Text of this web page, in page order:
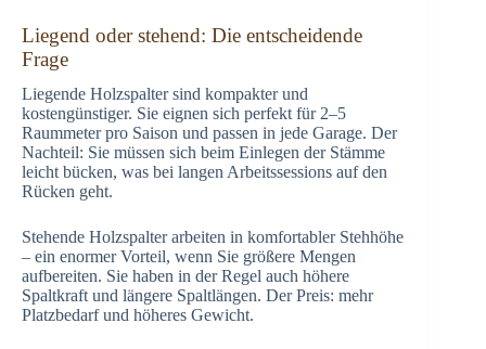
Liegend oder stehend: Die entscheidende
Frage
Liegende Holzspalter sind kompakter und
kostengünstiger. Sie eignen sich perfekt für 2–5
Raummeter pro Saison und passen in jede Garage. Der
Nachteil: Sie müssen sich beim Einlegen der Stämme
leicht bücken, was bei langen Arbeitssessions auf den
Rücken geht.
Stehende Holzspalter arbeiten in komfortabler Stehhöhe
– ein enormer Vorteil, wenn Sie größere Mengen
aufbereiten. Sie haben in der Regel auch höhere
Spaltkraft und längere Spaltlängen. Der Preis: mehr
Platzbedarf und höheres Gewicht.